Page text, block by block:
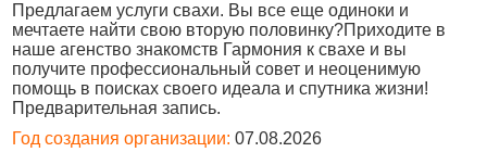
Предлагаем услуги свахи. Вы все еще одиноки и
мечтаете найти свою вторую половинку?Приходите в
наше агенство знакомств Гармония к свахе и вы
получите профессиональный совет и неоценимую
помощь в поисках своего идеала и спутника жизни!
Предварительная запись.
Год создания организации: 07.08.2026